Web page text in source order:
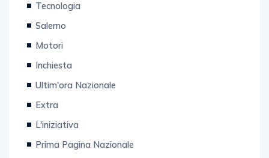
Salerno
Motori
Inchiesta
Ultim'ora Nazionale
Extra
L'iniziativa
Prima Pagina Nazionale
Ultimora